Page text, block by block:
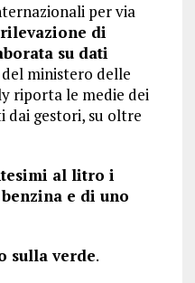
per via
di
su dati
ministero delle
riporta le medie dei
dai gestori, su oltre
al litro i
e di uno
sulla verde.